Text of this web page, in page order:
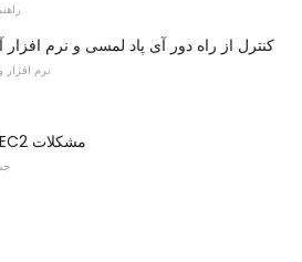
15 کنترل از راه دور آی پاد لمسی و نرم افزار
نرم افزار
آمازون EC2 مشکلات